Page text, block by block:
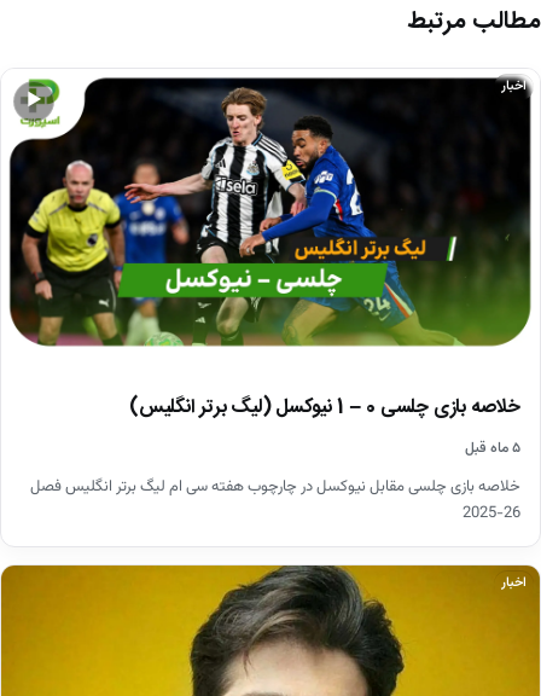
مطالب مرتبط
▶
اخبار
خلاصه بازی چلسی 0 – 1 نیوکسل (لیگ برتر انگلیس)
۵ ماه قبل
خلاصه بازی چلسی مقابل نیوکسل در چارچوب هفته سی ام لیگ برتر انگلیس فصل
26-2025
اخبار